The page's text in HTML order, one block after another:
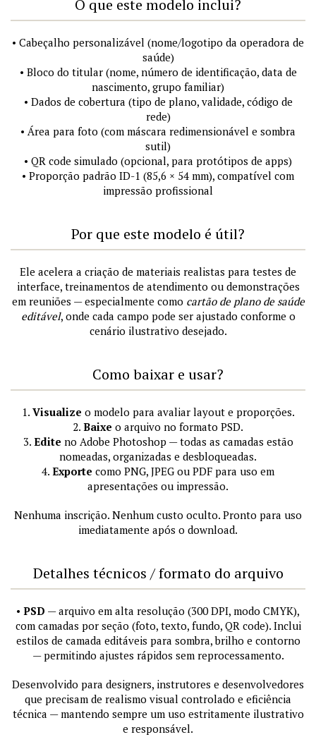
O que este modelo inclui?
• Cabeçalho personalizável (nome/logotipo da operadora de
saúde)
• Bloco do titular (nome, número de identificação, data de
nascimento, grupo familiar)
• Dados de cobertura (tipo de plano, validade, código de
rede)
• Área para foto (com máscara redimensionável e sombra
sutil)
• QR code simulado (opcional, para protótipos de apps)
• Proporção padrão ID-1 (85,6 × 54 mm), compatível com
impressão profissional
Por que este modelo é útil?
Ele acelera a criação de materiais realistas para testes de
interface, treinamentos de atendimento ou demonstrações
em reuniões — especialmente como cartão de plano de saúde
editável, onde cada campo pode ser ajustado conforme o
cenário ilustrativo desejado.
Como baixar e usar?
1. Visualize o modelo para avaliar layout e proporções.
2. Baixe o arquivo no formato PSD.
3. Edite no Adobe Photoshop — todas as camadas estão
nomeadas, organizadas e desbloqueadas.
4. Exporte como PNG, JPEG ou PDF para uso em
apresentações ou impressão.
Nenhuma inscrição. Nenhum custo oculto. Pronto para uso
imediatamente após o download.
Detalhes técnicos / formato do arquivo
• PSD — arquivo em alta resolução (300 DPI, modo CMYK),
com camadas por seção (foto, texto, fundo, QR code). Inclui
estilos de camada editáveis para sombra, brilho e contorno
— permitindo ajustes rápidos sem reprocessamento.
Desenvolvido para designers, instrutores e desenvolvedores
que precisam de realismo visual controlado e eficiência
técnica — mantendo sempre um uso estritamente ilustrativo
e responsável.